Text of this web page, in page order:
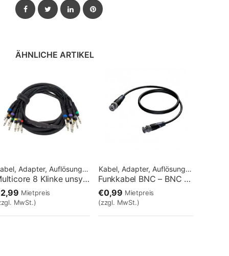
FacebookTwitterLinkedInPinterest
ÄHNLICHE ARTIKEL
Kabel, Adapter, Auflösungen
Multicore 8 Klinke unsym / 8 Klinke unsym / 3m
Mietpreis
MwSt.)
Kabel, Adapter, Auflösungen
Funkkabel BNC – BNC 2m
€0,99 Mietpreis
(zzgl. MwSt.)